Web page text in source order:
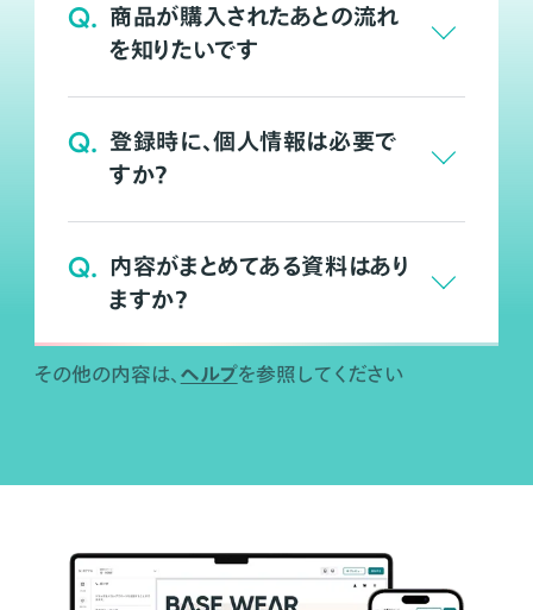
Q. 商品が購入されたあとの流れ
を知りたいです
Q. 登録時に、個人情報は必要で
すか？
Q. 内容がまとめてある資料はあり
ますか？
その他の内容は、 ヘルプを参照してください